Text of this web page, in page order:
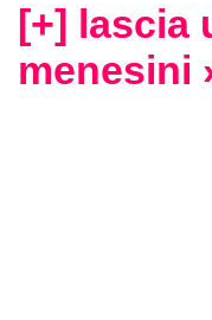
[+] lascia
menesini